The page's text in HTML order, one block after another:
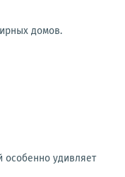
домов.
особенно удивляет